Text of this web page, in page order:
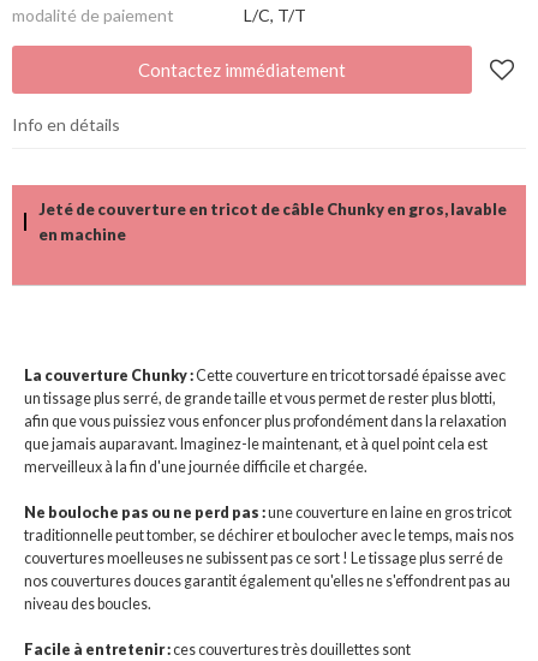
modalité de paiement
L/C, T/T
Contactez immédiatement
Info en détails
Jeté de couverture en tricot de câble Chunky en gros, lavable
en machine
La couverture Chunky :Cette couverture en tricot torsadé épaisse avec
un tissage plus serré, de grande taille et vous permet de rester plus blotti,
afin que vous puissiez vous enfoncer plus profondément dans la relaxation
que jamais auparavant. Imaginez-le maintenant, et à quel point cela est
merveilleux à la fin d'une journée difficile et chargée.
Ne bouloche pas ou ne perd pas :une couverture en laine en gros tricot
traditionnelle peut tomber, se déchirer et boulocher avec le temps, mais nos
couvertures moelleuses ne subissent pas ce sort ! Le tissage plus serré de
nos couvertures douces garantit également qu'elles ne s'effondrent pas au
niveau des boucles.
Facile à entretenir :ces couvertures très douillettes sont